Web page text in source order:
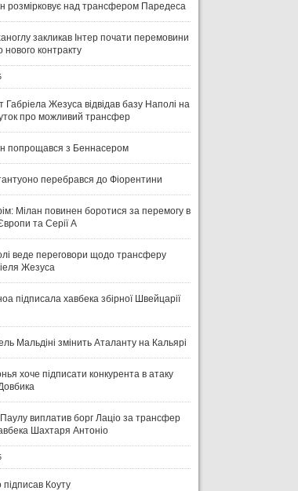
СЛІД У ДРУГОМУ
МАЦЕНКО
ЛЕХІЯ ЗНОВУ
УПЛ-2026/27. ПРЕДСТАВЛЕННЯ
розмірковує над трансфером Паредеса
закликав Інтер почати перемовини
контракту
Габріела Жезуса відвідав базу Наполі на
про можливий трансфер
попрощався з Беннасером
перебрався до Фіорентини
Мілан повинен боротися за перемогу в
та Серії А
веде переговори щодо трансферу
Жезуса
підписала хавбека збірної Швейцарії
Мальдіні змінить Аталанту на Кальярі
хоче підписати конкурента в атаку
виплатив борг Лаціо за трансфер
Шахтаря Антоніо
підписав Коуту